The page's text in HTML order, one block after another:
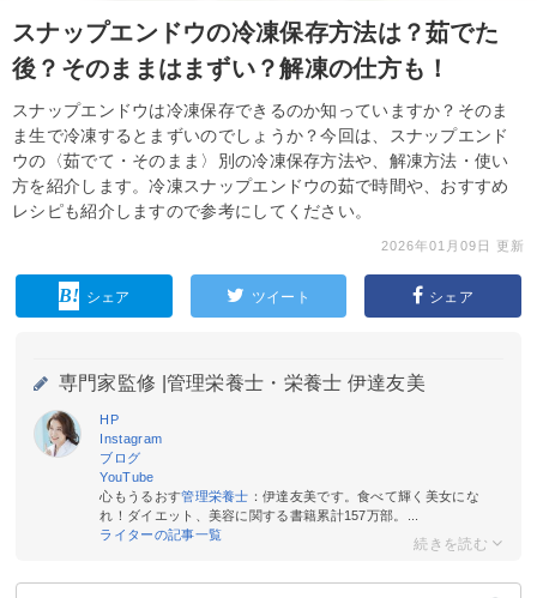
スナップエンドウの冷凍保存方法は？茹でた
後？そのままはまずい？解凍の仕方も！
スナップエンドウは冷凍保存できるのか知っていますか？そのま
ま生で冷凍するとまずいのでしょうか？今回は、スナップエンド
ウの〈茹でて・そのまま〉別の冷凍保存方法や、解凍方法・使い
方を紹介します。冷凍スナップエンドウの茹で時間や、おすすめ
レシピも紹介しますので参考にしてください。
2026年01月09日 更新
シェア ツイート シェア
専門家監修 | 管理栄養士・栄養士 伊達友美
HP
Instagram
ブログ
YouTube
心もうるおす管理栄養士 ：伊達友美です。食べて輝く美女にな
れ！ダイエット、美容に関する書籍累計157万部。...
ライターの記事一覧